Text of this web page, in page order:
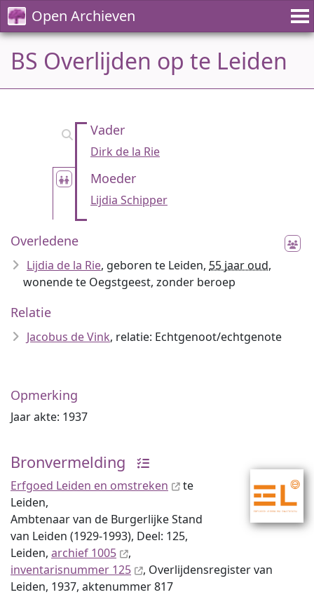
Open Archieven
BS Overlijden op te Leiden
Vader
Dirk de la Rie
Moeder
Lijdia Schipper
Overledene
Lijdia de la Rie, geboren te Leiden, 55 jaar oud,
wonende te Oegstgeest, zonder beroep
Relatie
Jacobus de Vink, relatie: Echtgenoot/echtgenote
Opmerking
Jaar akte: 1937
Bronvermelding
Erfgoed Leiden en omstreken
te
Leiden,
Ambtenaar van de Burgerlijke Stand
van Leiden (1929-1993), Deel: 125,
Leiden, archief 1005
,
inventaris­num­mer 125
, Overlijdensregister van
Leiden, 1937, aktenummer 817